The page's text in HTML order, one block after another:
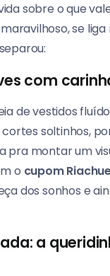
sobre o que
se liga
com
de vestidos
cortes soltinhos,
pra montar um
o cupom
dos sonhos e
a